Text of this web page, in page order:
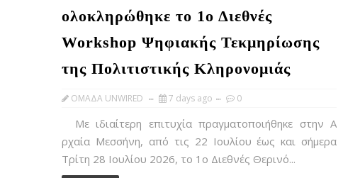
ολοκληρώθηκε το 1ο Διεθνές
Workshop Ψηφιακής Τεκμηρίωσης
της Πολιτιστικής Κληρονομιάς
OMAΔΑ UNWIRED 7 days ago 0
Με ιδιαίτερη επιτυχία πραγματοποιήθηκε στην Α
ρχαία Μεσσήνη, από τις 22 Ιουλίου έως και σήμερα
Τρίτη 28 Ιουλίου 2026, το 1ο Διεθνές Θερινό...